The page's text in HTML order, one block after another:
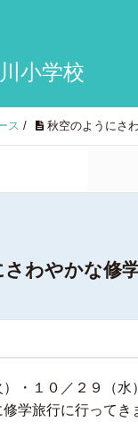
小学校
ス / 秋空のようにさ
わやかな修
・１０／２９（水
学旅行に行ってき